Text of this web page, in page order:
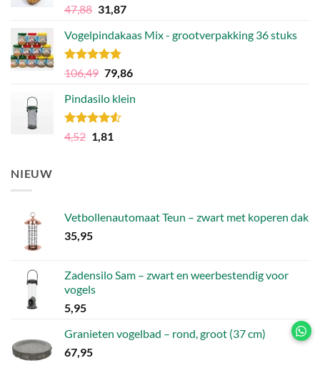
Gewaardeerd
4.75
uit 5
47,88 Oorspronkelijke
was:
47,88.
31,87Huidige
is:
Vogelpindakaas Mix - grootverpakking 36 stuks
Gewaardeerd
uit 5
106,49 Oorspronkelijke
was:
106,49.
79,86Huidige
is:
Pindasilo klein
Gewaardeerd
4.50
uit 5
4,52 Oorspronkelijke
1,81
NIEUW
Vetbollenautomaat Teun – zwart met koperen dak
35,95
Zadensilo Sam – zwart en weerbestendig voor
vogels
5,95
Granieten vogelbad – rond, groot (37 cm)
67,95